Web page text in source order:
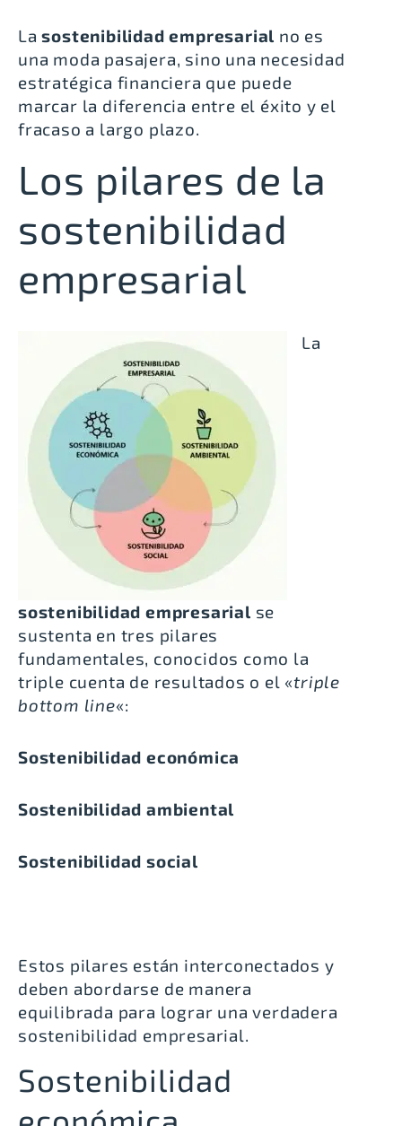
Lasostenibilidad empresarial no es
una moda pasajera, sino una necesidad
estratégica financiera que puede
marcar la diferencia entre el éxito y el
fracaso a largo plazo.
Los pilares de la
sostenibilidad
empresarial
La
sostenibilidad empresarial se
sustenta en tres pilares
fundamentales, conocidos como la
triple cuenta de resultados o el «triple
bottom line«:
Sostenibilidad económica
Sostenibilidad ambiental
Sostenibilidad social
Estos pilares están interconectados y
deben abordarse de manera
equilibrada para lograr una verdadera
sostenibilidad empresarial.
Sostenibilidad